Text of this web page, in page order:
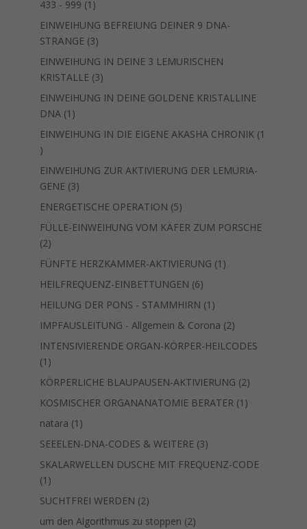
433 - 999 1 1
Produkt
EINWEIHUNG BEFREIUNG DEINER 9 DNA-
STRÄNGE 33
Produkte
EINWEIHUNG IN DEINE 3 LEMURISCHEN
KRISTALLE 33
Produkte
EINWEIHUNG IN DEINE GOLDENE KRISTALLINE
DNA 1 1
Produkt
EINWEIHUNG IN DIE EIGENE AKASHA CHRONIK 1
1
Produkt
EINWEIHUNG ZUR AKTIVIERUNG DER LEMURIA-
GENE 33
Produkte
ENERGETISCHE OPERATION 55
Produkte
FÜLLE-EINWEIHUNG VOM KÄFER ZUM PORSCHE
22
Produkte
FÜNFTE HERZKAMMER-AKTIVIERUNG 1 1
HEILFREQUENZ-EINBETTUNGEN 66
Produkte
HEILUNG DER PONS - STAMMHIRN 1 1
Produkt
IMPFAUSLEITUNG - Allgemein & Corona 22
Produkte
INTENSIVIERENDE ORGAN-KÖRPER-HEILCODES
1 1
Produkt
KÖRPERLICHE BLAUPAUSEN-AKTIVIERUNG 22
Produkte
KOSMISCHER ORGANANATOMIE BERATER 1 1
natara 1 1
Produkt
SEEELEN-DNA-CODES & WEITERE 33
Produkte
SKALARWELLEN DUSCHE MIT FREQUENZ-CODE
1 1
Produkt
SUCHTFREI WERDEN 22
Produkte
um den Algorithmus zu stoppen 22